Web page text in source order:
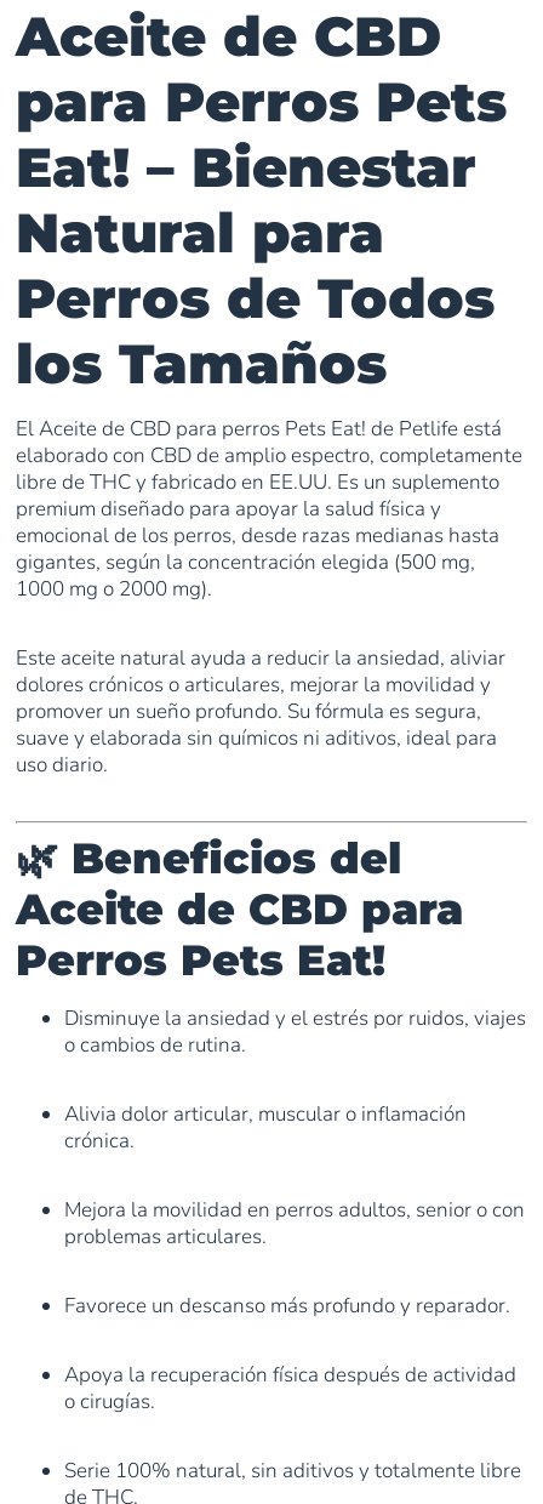
Aceite de CBD
para Perros Pets
Eat! – Bienestar
Natural para
Perros de Todos
los Tamaños
El Aceite de CBD para perros Pets Eat! de Petlife está
elaborado con CBD de amplio espectro, completamente
libre de THC y fabricado en EE.UU. Es un suplemento
premium diseñado para apoyar la salud física y
emocional de los perros, desde razas medianas hasta
gigantes, según la concentración elegida (500 mg,
1000 mg o 2000 mg).
Este aceite natural ayuda a reducir la ansiedad, aliviar
dolores crónicos o articulares, mejorar la movilidad y
promover un sueño profundo. Su fórmula es segura,
suave y elaborada sin químicos ni aditivos, ideal para
uso diario.
🌿 Beneficios del
Aceite de CBD para
Perros Pets Eat!
Disminuye la ansiedad y el estrés por ruidos, viajes
o cambios de rutina.
Alivia dolor articular, muscular o inflamación
crónica.
Mejora la movilidad en perros adultos, senior o con
problemas articulares.
Favorece un descanso más profundo y reparador.
Apoya la recuperación física después de actividad
o cirugías.
Serie 100% natural, sin aditivos y totalmente libre
de THC.